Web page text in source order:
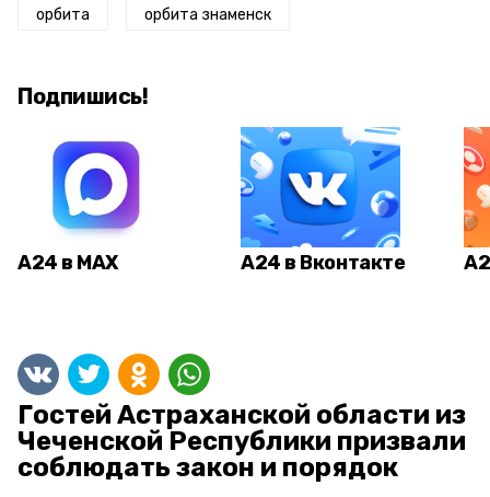
орбита орбита знаменск
Подпишись!
А24 в MAX А24 в Вконтакте
Гостей Астраханской области из
Чеченской Республики призвали
соблюдать закон и порядок